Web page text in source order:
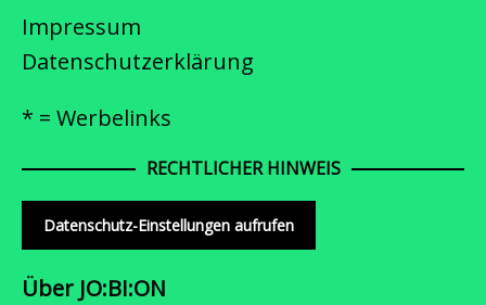
Impressum
Datenschutzerklärung
* = Werbelinks
RECHTLICHER HINWEIS
Datenschutz-Einstellungen aufrufen
Über JO:BI:ON